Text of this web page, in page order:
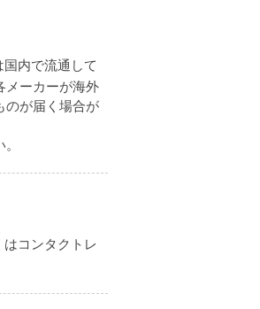
内で流通して
メーカーが海外
のが届く場合が
コンタクトレ